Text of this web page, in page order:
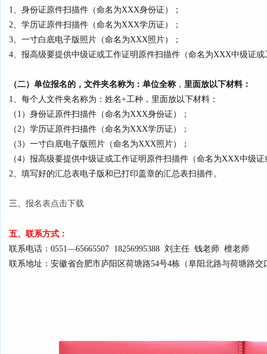
1、身份证原件扫描件（命名为XXX身份证）；
2、 学历证原件扫描件（命名为XXX学历证）；
3、一寸白底电子版照片（命名为XXX照片）；
4、报高级要提供中级证或工作证明原件扫描件（命名为XXX中级证或
（二）单位报名的，文件夹名称为：单位全称 ， 里面放以下材料：
1、每个人文件夹名称为：姓名+工种，里面放以下材料：
（1）身份证原件扫描件（命名为XXX身份证）；
（2） 学历证原件扫描件（命名为XXX学历证）；
（3）一寸白底电子版照片（命名为XXX照片）；
（4） 报高级要提供中级证或工作证明原件扫描件（命名为XXX中级证
2、填写好的汇总表电子版和已打印盖章的汇总表扫描件。
三、 报名表点击下载
五、联系方式：
联系电话：0551—65665507 18256995388 刘主任 钱老师 檀老师
联系地址：安徽省合肥市庐阳区荷塘路54号4栋（阜阳北路与荷塘路交